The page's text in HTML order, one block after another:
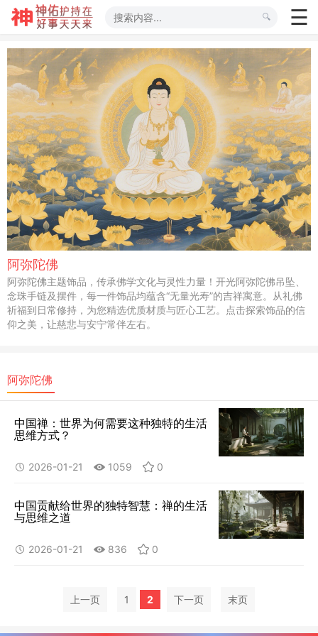
阿弥陀佛
阿弥陀佛主题饰品，传承佛学文化与灵性力量！开光阿弥陀佛吊坠、
念珠手链及摆件，每一件饰品均蕴含“无量光寿”的吉祥寓意。从礼佛
祈福到日常修持，为您精选优质材质与匠心工艺。点击探索饰品的信
仰之美，让慈悲与安宁常伴左右。
阿弥陀佛
中国禅：世界为何需要这种独特的生活
思维方式？
2026-01-21 1059 0
中国贡献给世界的独特智慧：禅的生活
与思维之道
2026-01-21 836 0
上一页 1 2 下一页 末页